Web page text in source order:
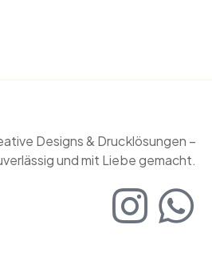
Designs & Drucklösungen –
und mit Liebe gemacht.